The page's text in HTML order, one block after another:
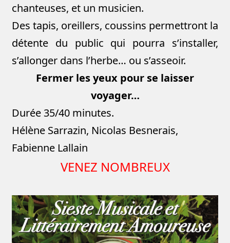
chanteuses, et un musicien.
Des tapis, oreillers, coussins permettront la
détente du public qui pourra s’installer,
s’allonger dans l’herbe… ou s’asseoir.
Fermer les yeux pour se laisser
voyager…
Durée 35/40 minutes.
Hélène Sarrazin, Nicolas Besnerais,
Fabienne Lallain
VENEZ NOMBREUX